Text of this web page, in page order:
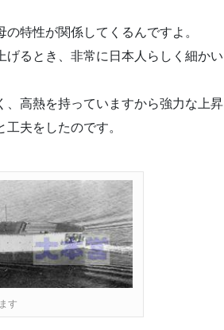
特性が関係してくるんですよ。
るとき、非常に日本人らしく細かい
高熱を持っていますから強力な上昇
夫をしたのです。
す